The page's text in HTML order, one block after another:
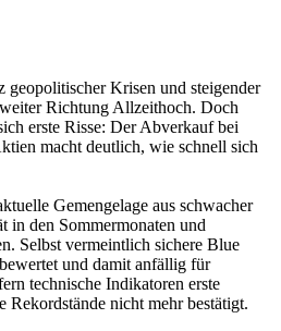
geopolitischer Krisen und steigender
Richtung Allzeithoch. Doch
erste Risse: Der Abverkauf bei
macht deutlich, wie schnell sich
Gemengelage aus schwacher
in den Sommermonaten und
Selbst vermeintlich sichere Blue
und damit anfällig für
technische Indikatoren erste
Rekordstände nicht mehr bestätigt.